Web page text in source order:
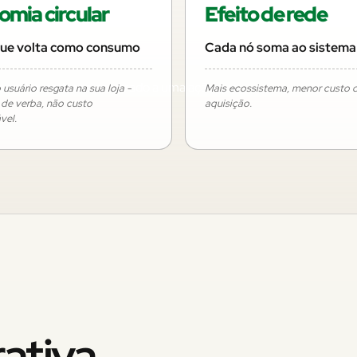
cada real amarrado a uma ação que
circular
volta como consumo
resgata na sua loja -
verba, não custo
Efeito de rede
Cada nó soma ao sistema
Mais ecossistema, menor custo
aquisição.